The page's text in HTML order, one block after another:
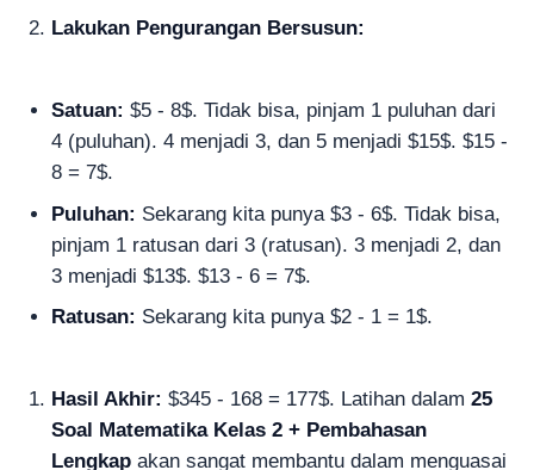
Lakukan Pengurangan Bersusun:
Satuan: $5 - 8$. Tidak bisa, pinjam 1 puluhan dari
4 (puluhan). 4 menjadi 3, dan 5 menjadi $15$. $15 -
8 = 7$.
Puluhan: Sekarang kita punya $3 - 6$. Tidak bisa,
pinjam 1 ratusan dari 3 (ratusan). 3 menjadi 2, dan
3 menjadi $13$. $13 - 6 = 7$.
Ratusan: Sekarang kita punya $2 - 1 = 1$.
Hasil Akhir: $345 - 168 = 177$. Latihan dalam 25
Soal Matematika Kelas 2 + Pembahasan
Lengkap akan sangat membantu dalam menguasai